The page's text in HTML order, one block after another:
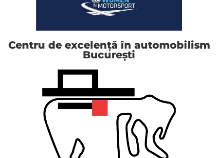
Centru de excelență în automobilism
București